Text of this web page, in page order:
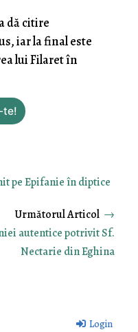
dă citire
iar la final este
lui Filaret în
te!
pe Epifanie în diptice
autentice potrivit Sf.
Nectarie din Eghina
→
Login